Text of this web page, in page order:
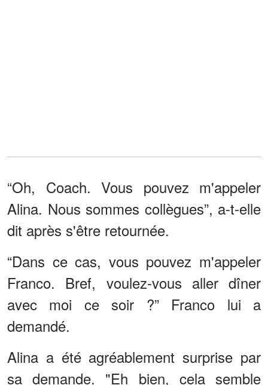
“Oh, Coach. Vous pouvez m'appeler
Alina. Nous sommes collègues”, a-t-elle
dit après s'être retournée.
“Dans ce cas, vous pouvez m'appeler
Franco. Bref, voulez-vous aller dîner
avec moi ce soir ?” Franco lui a
demandé.
Alina a été agréablement surprise par
sa demande. "Eh bien, cela semble